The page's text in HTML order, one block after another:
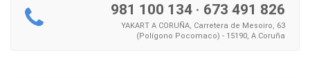
981 100 134 · 673 491 826
YAKART A CORUÑA, Carretera de Mesoiro, 63
(Polígono Pocomaco) - 15190, A Coruña